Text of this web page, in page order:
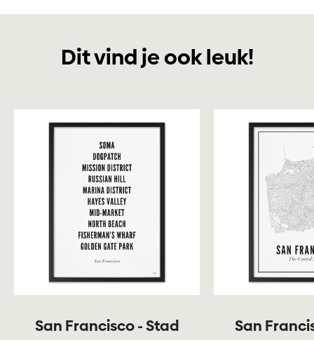
Dit vind je ook leuk!
San Francisco - Stad San